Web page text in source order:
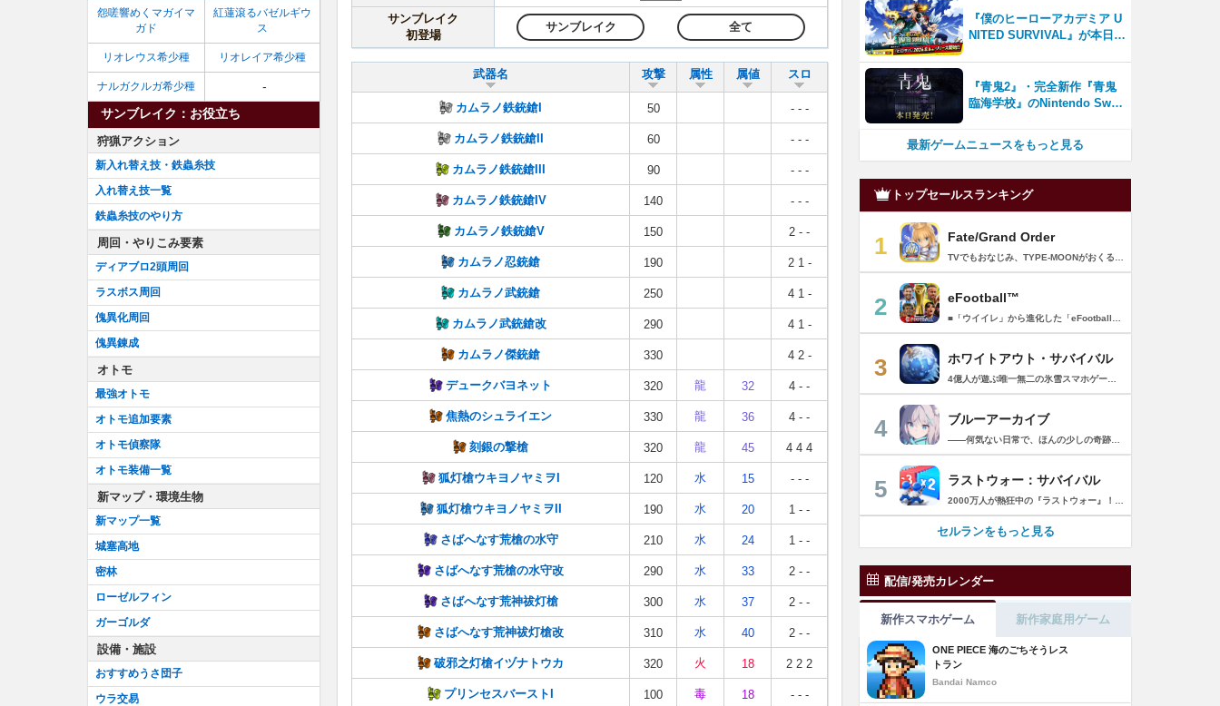
サンブレイク
初登場
サンブレイク 全て
武器名 攻撃 属性 属値 スロ
カムラノ鉄銃鎗I 50 - - -
カムラノ鉄銃鎗II 60 - - -
カムラノ鉄銃鎗III 90 - - -
カムラノ鉄銃鎗IV 140 - - -
カムラノ鉄銃鎗V 150 2 - -
カムラノ忍銃鎗 190 2 1 -
カムラノ武銃鎗 250 4 1 -
カムラノ武銃鎗改 290 4 1 -
カムラノ傑銃鎗 330 4 2 -
デュークバヨネット 320 龍 32 4 - -
焦熱のシュライエン 330 龍 36 4 - -
刻銀の撃槍 320 龍 45 4 4 4
狐灯槍ウキヨノヤミヲI 120 水 15 - - -
狐灯槍ウキヨノヤミヲII 190 水 20 1 - -
さばへなす荒槍の水守 210 水 24 1 - -
さばへなす荒槍の水守改 290 水 33 2 - -
さばへなす荒神祓灯槍 300 水 37 2 - -
さばへなす荒神祓灯槍改 310 水 40 2 - -
破邪之灯槍イヅナトウカ 320 火 18 2 2 2
プリンセスバーストI 100 毒 18 - - -
怨嗟響めくマガイマ
ガド
紅蓮滾るバゼルギウ
ス
リオレウス希少種 リオレイア希少種
ナルガクルガ希少種
-
サンブレイク：お役立ち
狩猟アクション
新入れ替え技・鉄蟲糸技
入れ替え技一覧
鉄蟲糸技のやり方
周回・やりこみ要素
ディアブロ2頭周回
ラスボス周回
傀異化周回
傀異錬成
オトモ
最強オトモ
オトモ追加要素
オトモ偵察隊
オトモ装備一覧
新マップ・環境生物
新マップ一覧
城塞高地
密林
ローゼルフィン
ガーゴルダ
設備・施設
おすすめうさ団子
ウラ交易
『僕のヒーローアカデミア U
NITED SURVIVAL』が本日8
『青鬼2』・完全新作『青鬼
臨海学校』のNintendo Switc
最新ゲームニュースをもっと見る
トップセールスランキング
1 Fate/Grand Order
2 eFootball™
3 ホワイトアウト・サバイバル
4 ブルーアーカイブ
5 ラストウォー：サバイバル
セルランをもっと見る
配信/発売カレンダー
新作スマホゲーム 新作家庭用ゲーム
ONE PIECE 海のごちそうレス
トラン
Bandai Namco